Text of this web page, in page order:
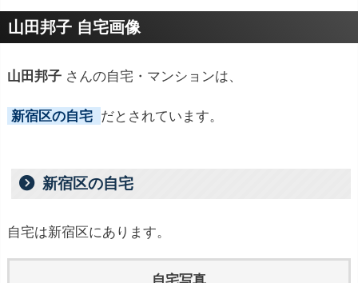
プロフィールトピック
山田邦子 自宅画像
山田邦子 さんの自宅・マンションは、
新宿区の自宅 だとされています。
新宿区の自宅
自宅は新宿区にあります。